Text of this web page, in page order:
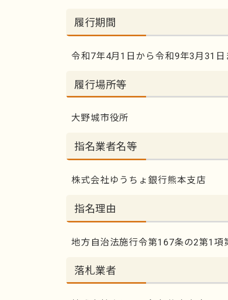
履行期間
令和7年4月1日から令和9年3月31日
履行場所等
大野城市役所
指名業者名等
株式会社ゆうちょ銀行熊本支店
指名理由
地方自治法施行令第167条の2第1項
落札業者